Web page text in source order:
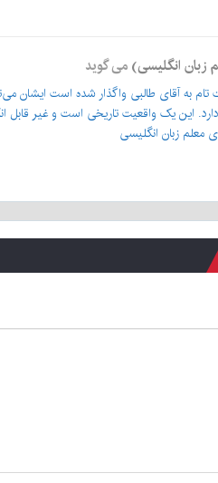
زبان انگلیسی) می گوید
تام به آقای طالبی واگذار شده است ایشان
این یک واقعیت تاریخی است و غیر
معلم زبان انگلیسی